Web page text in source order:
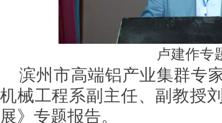
卢建作专
滨州市高端铝产业集群专
机械工程系副主任、副教授
展》专题报告。